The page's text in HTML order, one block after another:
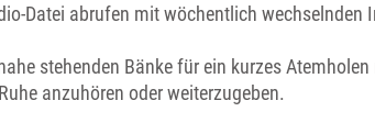
Datei abrufen mit wöchentlich wechselnden
stehenden Bänke für ein kurzes
anzuhören oder weiterzugeben.